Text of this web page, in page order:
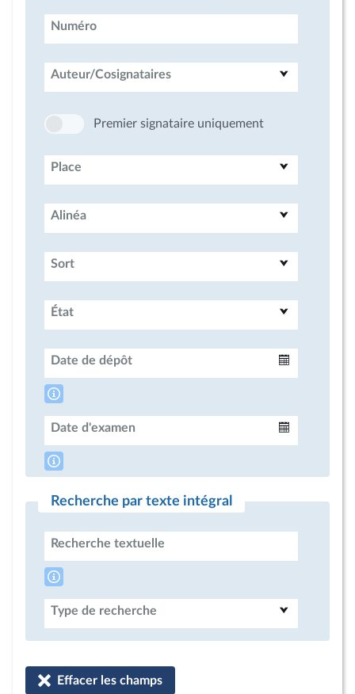
Numéro
Auteur/Cosignataires
Premier signataire uniquement
Place
Alinéa
Sort
État
Date de dépôt
Date d'examen
Recherche par texte intégral
Recherche textuelle
Type de recherche
Effacer les champs